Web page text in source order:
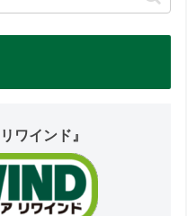
ワインド』